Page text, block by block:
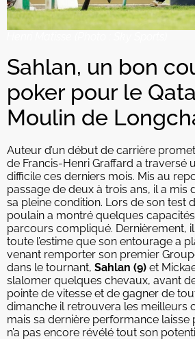
Sahlan, un bon
poker pour le
Moulin de
Auteur d’un début de carrière
de Francis-Henri Graffard a traversé
difficile ces derniers mois. Mis au
passage de deux à trois ans, il a
sa pleine condition. Lors de son test
poulain a montré quelques
parcours compliqué. Dernièrement,
toute l’estime que son entourage a
venant remporter son premier
dans le tournant, Sahlan (9) et
slalomer quelques chevaux, avant
pointe de vitesse et de gagner de
dimanche il retrouvera les meilleurs
mais sa dernière performance laisse
n’a pas encore révélé tout son